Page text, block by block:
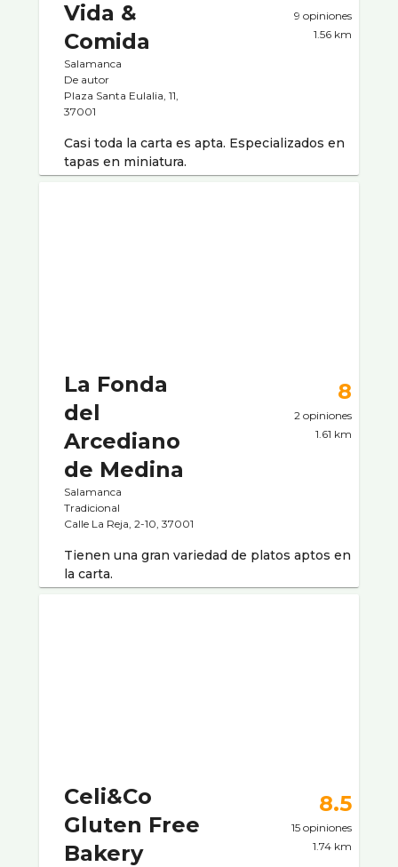
Vida &
Comida
Salamanca
De autor
Plaza Santa Eulalia, 11,
37001
9 opiniones
1.56 km
Casi toda la carta es apta. Especializados en
tapas en miniatura.
La Fonda
del
Arcediano
de Medina
Salamanca
Tradicional
Calle La Reja, 2-10, 37001
8
2 opiniones
1.61 km
Tienen una gran variedad de platos aptos en
la carta.
Celi&Co
Gluten Free
Bakery
8.5
15 opiniones
1.74 km